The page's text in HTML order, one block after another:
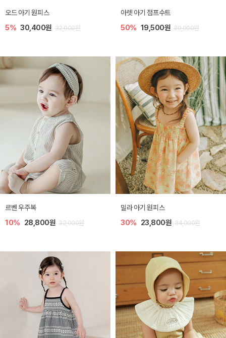
오드 아기 원피스
5% 30,400원 32,000원
아렛 아기 점프수트
50% 19,500원 39,000원
르벤 우주복
10% 28,800원 32,000원
밀라 아기 원피스
30% 23,800원 34,000원